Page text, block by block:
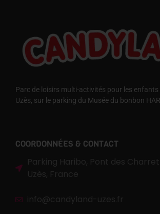
Parc de loisirs multi-activités pour les enfants
Uzès, sur le parking du Musée du bonbon
COORDONNÉES & CONTACT
Parking Haribo, Pont des
Uzès, France
info@candyland-uzes.fr